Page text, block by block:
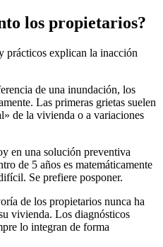
los propietarios?
prácticos explican la inacción
de una inundación, los
Las primeras grietas suelen
de la vivienda o a variaciones
en una solución preventiva
de 5 años es matemáticamente
Se prefiere posponer.
de los propietarios nunca ha
vivienda. Los diagnósticos
lo integran de forma